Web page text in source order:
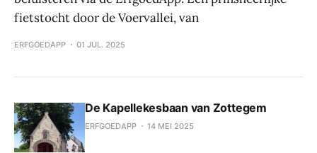
fietstocht door de Voervallei, van
ERFGOEDAPP 01 JUL. 2025
De Kapellekesbaan van Zottegem
ERFGOEDAPP 14 MEI 2025